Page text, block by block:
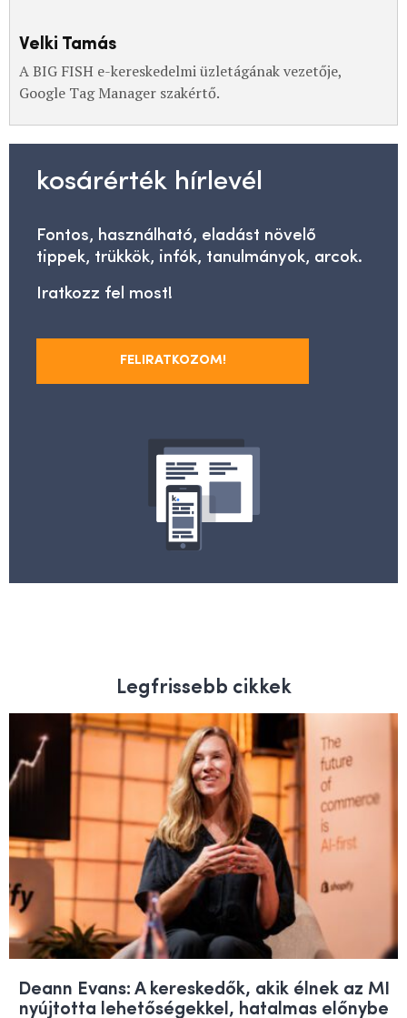
Velki Tamás
A BIG FISH e-kereskedelmi üzletágának vezetője,
Google Tag Manager szakértő.
kosárérték hírlevél
Fontos, használható, eladást növelő
tippek, trükkök, infók, tanulmányok, arcok.
Iratkozz fel most!
FELIRATKOZOM!
Legfrissebb cikkek
Deann Evans: A kereskedők, akik élnek az MI
nyújtotta lehetőségekkel, hatalmas előnybe